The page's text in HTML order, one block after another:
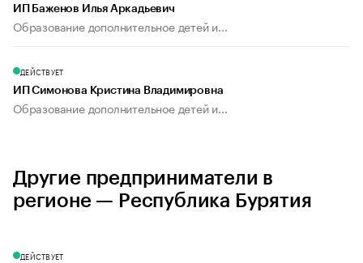
ИП Баженов Илья Аркадьевич
Образование дополнительное детей и...
ДЕЙСТВУЕТ
ИП Симонова Кристина Владимировна
Образование дополнительное детей и...
Другие предприниматели в
регионе — Республика Бурятия
ДЕЙСТВУЕТ